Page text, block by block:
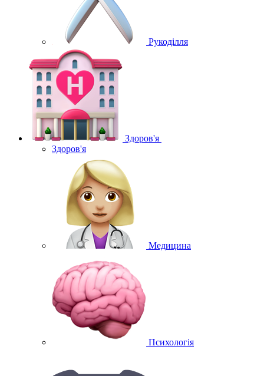
Рукоділля
Здоров'я
Здоров'я
Медицина
Психологія